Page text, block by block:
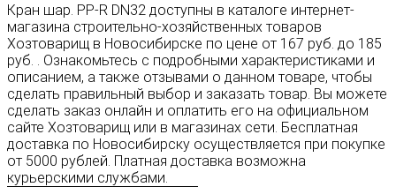
Кран шар. PP-R DN32 доступны в каталоге интернет-
магазина строительно-хозяйственных товаров
Хозтоварищ в Новосибирске по цене от 167 руб. до 185
руб. . Ознакомьтесь с подробными характеристиками и
описанием, а также отзывами о данном товаре, чтобы
сделать правильный выбор и заказать товар. Вы можете
сделать заказ онлайн и оплатить его на официальном
сайте Хозтоварищ или в магазинах сети. Бесплатная
доставка по Новосибирску осуществляется при покупке
от 5000 рублей. Платная доставка возможна
курьерскими службами.